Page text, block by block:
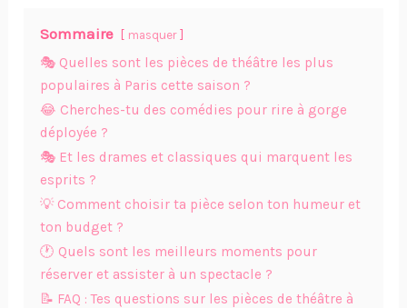
Sommaire masquer
🎭 Quelles sont les pièces de théâtre les plus
populaires à Paris cette saison ?
😂 Cherches-tu des comédies pour rire à gorge
déployée ?
🎭 Et les drames et classiques qui marquent les
esprits ?
💡 Comment choisir ta pièce selon ton humeur et
ton budget ?
🕐 Quels sont les meilleurs moments pour
réserver et assister à un spectacle ?
📝 FAQ : Tes questions sur les pièces de théâtre à